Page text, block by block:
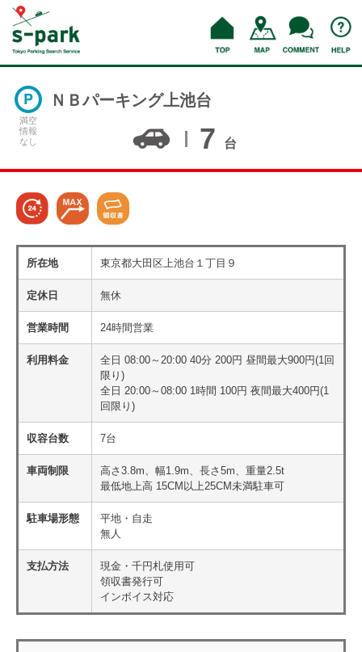
満空
情報
なし
ＮＢパーキング上池台
7 台
所在地 東京都大田区上池台１丁目９
定休日 無休
営業時間 24時間営業
利用料金
全日 08:00～20:00 40分 200円 昼間最大900円(1回
限り)
全日 20:00～08:00 1時間 100円 夜間最大400円(1
回限り)
収容台数 7台
車両制限
高さ3.8m、幅1.9m、長さ5m、重量2.5t
最低地上高 15CM以上25CM未満駐車可
駐車場形態
平地・自走
無人
支払方法
現金・千円札使用可
領収書発行可
インボイス対応